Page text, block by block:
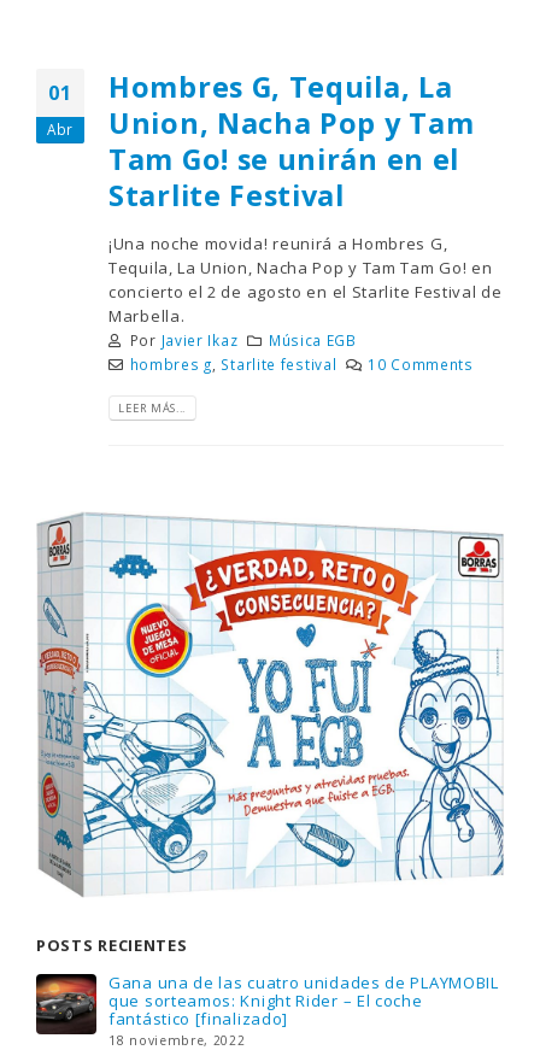
01
Abr
Hombres G, Tequila, La
Union, Nacha Pop y Tam
Tam Go! se unirán en el
Starlite Festival
¡Una noche movida! reunirá a Hombres G,
Tequila, La Union, Nacha Pop y Tam Tam Go! en
concierto el 2 de agosto en el Starlite Festival de
Marbella.
Por Javier Ikaz
Música EGB
hombres g Starlite festival 10 Comments
LEER MÁS...
POSTS RECIENTES
Gana una de las cuatro unidades de PLAYMOBIL
que sorteamos: Knight Rider – El coche
fantástico [finalizado]
18 noviembre, 2022